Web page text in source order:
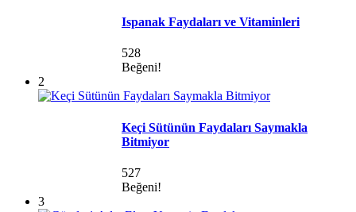
Ispanak Faydaları ve Vitaminleri
528
Beğeni!
2
Keçi Sütünün Faydaları Saymakla
Bitmiyor
527
Beğeni!
3